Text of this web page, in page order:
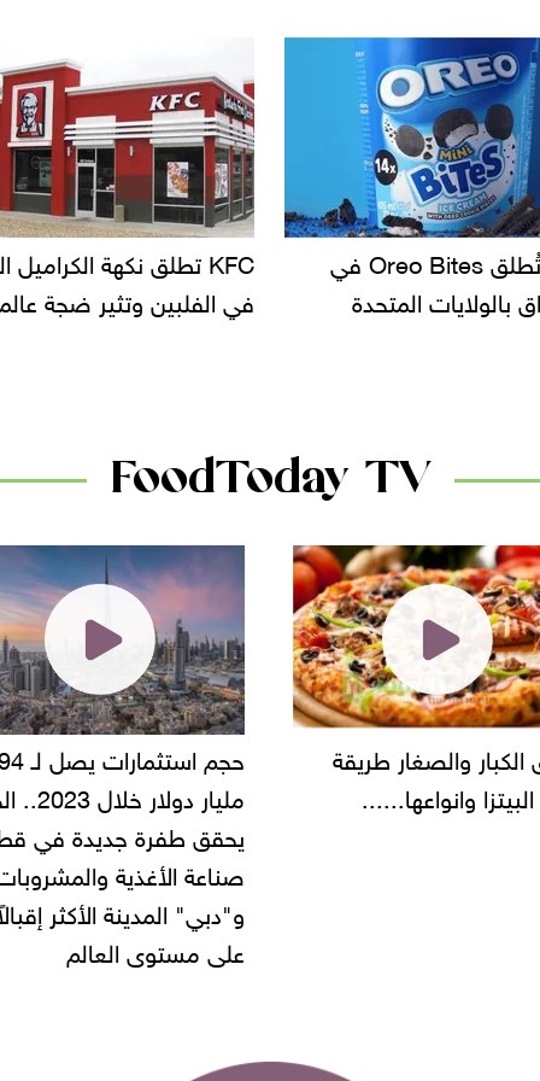
KFC تطلق نكهة الكراميل المملح
وتثير ضجة عالمية
دعوات للتحقيق في أسباب
سحب بعض ألبان الأطفال
FoodToday TV
حجم استثمارات يصل لـ 94
"أمن القاهرة" يضبط
شركة مطاعم استولى على
أموال المواطنين بزعم